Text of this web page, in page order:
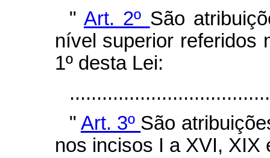
" Art. 2º São
nível superior referidos
1º desta Lei:
" Art. 3º São
nos incisos I a XVI, XIX